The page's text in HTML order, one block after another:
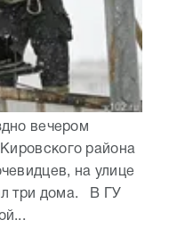
вечером
района
на улице
три дома. В ГУ